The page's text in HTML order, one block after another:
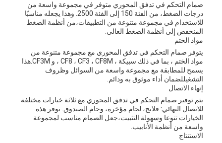
صمام التحكم في تدفق المحوري متوفر في مجموعة واسعة من
درجات الضغط، من الفئة 150 إلى الفئة 2500. وهذا يجعله مناسبًا
للاستخدام في مجموعة متنوعة من التطبيقات،من أنظمة الضغط
المنخفض إلى أنظمة الضغط العالي.
مواد الختم
يتوفر صمام التحكم في تدفق المحوري مع مجموعة متنوعة من
مواد الختم ، بما في ذلك سبيكة ، CF8 ، CF3 ، CF8M ، و CF3M.هذا
يسمح للمطابقة مع مجموعة واسعة من السوائل وظروف
التشغيللضمان أداء موثوق به ودائم.
إنهاء الاتصال
يتم توفير صمام التحكم في تدفق المحوري مع ثلاثة خيارات مختلفة
للاتصال النهائي: فلانج، لحام مؤخرة، وحام الصندوق. توفر هذه
الخيارات تنوعا وسهولة التثبيت،جعل الصمام مناسب لمجموعة
واسعة من أنظمة الأنابيب.
الاستنتاج